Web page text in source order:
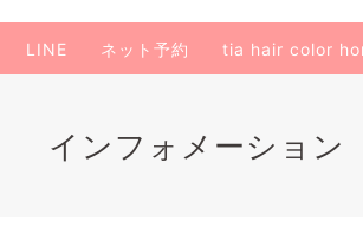
LINE ネット予約 tia hair color
インフォメーション